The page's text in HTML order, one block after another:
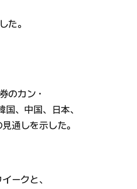
た。
のカン・
、中国、日本、
通しを示した。
ークと、